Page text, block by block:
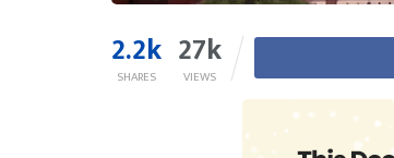
2.2k
SHARES
27k
VIEWS